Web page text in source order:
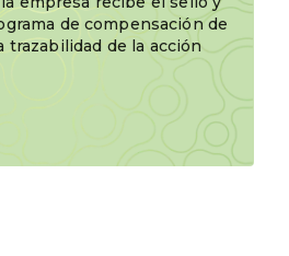
de compensación de
trazabilidad de la acción